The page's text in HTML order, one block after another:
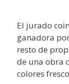
El jurado
ganadora
resto de
de una obra
colores